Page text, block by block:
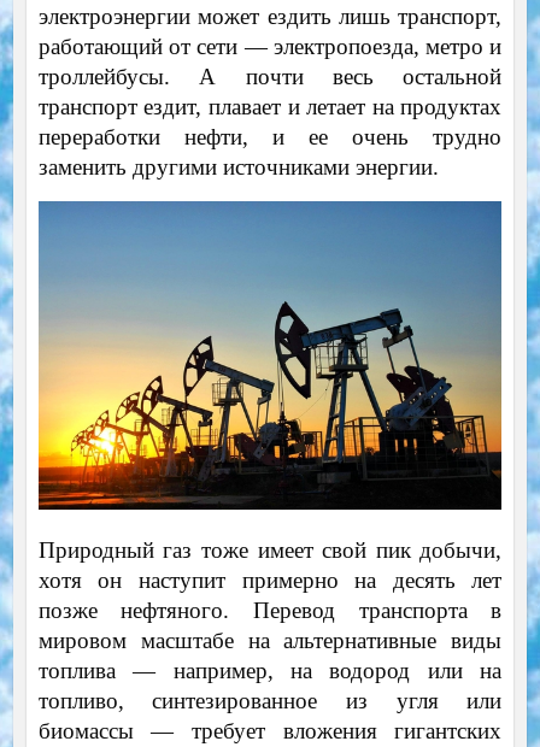
электроэнергии может ездить лишь транспорт,
работающий от сети — электропоезда, метро и
троллейбусы. А почти весь остальной
транспорт ездит, плавает и летает на продуктах
переработки нефти, и ее очень трудно
заменить другими источниками энергии.
Природный газ тоже имеет свой пик добычи,
хотя он наступит примерно на десять лет
позже нефтяного. Перевод транспорта в
мировом масштабе на альтернативные виды
топлива — например, на водород или на
топливо, синтезированное из угля или
биомассы — требует вложения гигантских